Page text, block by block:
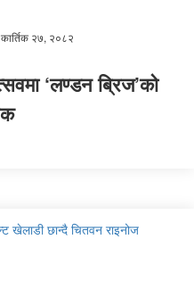
कार्तिक २७, २०८२
‘लण्डन ब्रिज’को